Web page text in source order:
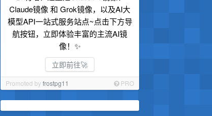
Claude镜像 和 Grok镜像，以及AI大
模型API一站式服务站点~点击下方导
航按钮，立即体验丰富的主流AI镜
像！✨
立即前往🚀
Promoted byfrostpg11 PRO